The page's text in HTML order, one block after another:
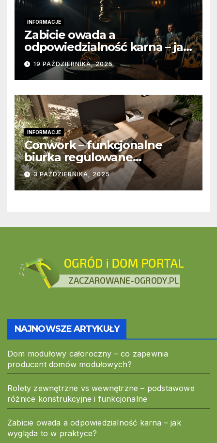
INFORMACJE
Zabicie owada a
odpowiedzialność karna – jak
wygląda to w praktyce?
19 PAŹDZIERNIKA, 2025
INFORMACJE
Conwork – funkcjonalne
biurka regulowane
stworzone z myślą o
nowoczesnych
przestrzeniach pracy
3 PAŹDZIERNIKA, 2025
NAJNOWSZE ARTYKUŁY
Dom modułowy całoroczny – co zapewnia
producent domów modułowych?
Rolety zewnętrzne vs wewnętrzne – podstawowe
różnice konstrukcyjne i funkcjonalne
Zabicie owada a odpowiedzialność karna – jak
wygląda to w praktyce?